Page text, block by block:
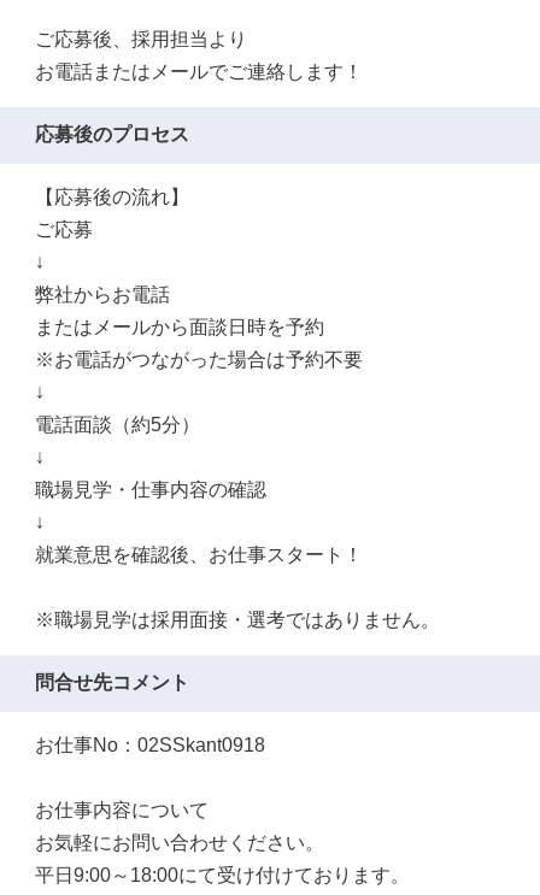
ご応募後、採用担当より
お電話またはメールでご連絡します！
応募後のプロセス
【応募後の流れ】
ご応募
↓
弊社からお電話
またはメールから面談日時を予約
※お電話がつながった場合は予約不要
↓
電話面談（約5分）
↓
職場見学・仕事内容の確認
↓
就業意思を確認後、お仕事スタート！
※職場見学は採用面接・選考ではありません。
問合せ先コメント
お仕事No：02SSkant0918
お仕事内容について
お気軽にお問い合わせください。
平日9:00～18:00にて受け付けております。